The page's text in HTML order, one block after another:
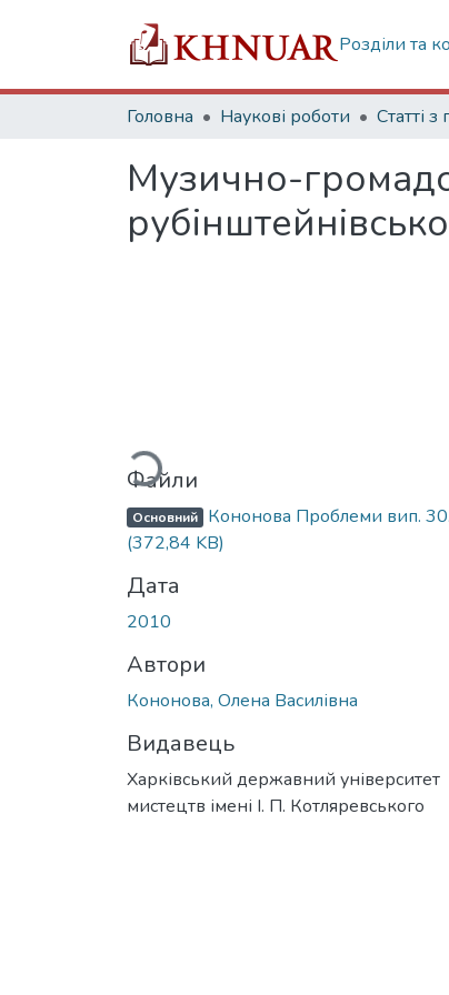
Розділи та
Головна Наукові роботи
Музично-
Вантажиться...
Файли
Основний Кононова Проблеми вип.
(372,84 KB)
Дата
2010
Автори
Кононова, Олена Василівна
Видавець
Харківський державний університет
мистецтв імені І. П. Котляревського